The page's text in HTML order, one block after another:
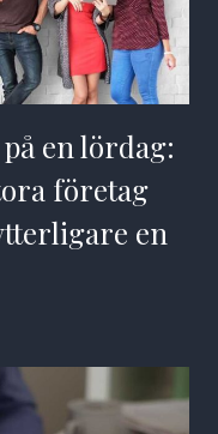
en lördag:
företag
en